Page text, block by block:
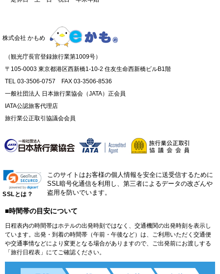
株式会社 かもめ
（観光庁長官登録旅行業第1009号）
〒105-0003 東京都港区西新橋1-10-2 住友生命西新橋ビルB1階
TEL 03-3506-0757 FAX 03-3506-8536
一般社団法人 日本旅行業協会（JATA）正会員
IATA公認旅客代理店
旅行業公正取引協議会会員
SSLとは？
このサイトはお客様の個人情報を安全に送受信するために
SSL暗号化通信を利用し、第三者によるデータの改ざんや
盗用を防いでいます。
■時間帯の目安について
日程表内の時間帯はホテルの出発時刻ではなく、交通機関の出発時刻を表示し
ています。出発・到着の時間帯（午前・午後など）は、ご利用いただく交通便
や交通事情などにより変更となる場合がありますので、ご出発前にお渡しする
「旅行日程表」にてご確認ください。